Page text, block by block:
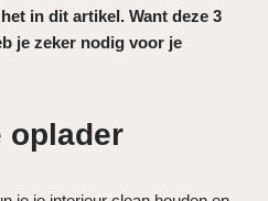
in dit artikel. Want deze 3
je zeker nodig voor je
oplader